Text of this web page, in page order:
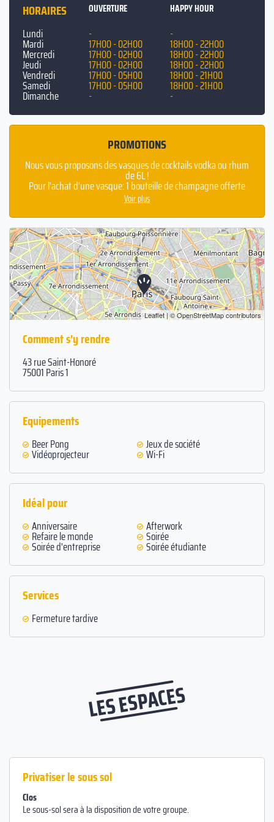
HORAIRES OUVERTURE HAPPY HOUR
Lundi - -
Mardi 17H00 - 02H00 18H00 - 22H00
Mercredi 17H00 - 02H00 18H00 - 22H00
Jeudi 17H00 - 02H00 18H00 - 22H00
Vendredi 17H00 - 05H00 18H00 - 21H00
Samedi 17H00 - 05H00 18H00 - 21H00
Dimanche - -
PROMOTIONS
Nous vous proposons des vasques de cocktails vodka ou rhum
de 6L !
Pour l'achat d'une vasque: 1 bouteille de champagne offerte
OU 20 shots maisons
Voir plus
Leaflet| ©OpenStreetMapcontributors
Comment s'y rendre
43 rue Saint-Honoré
75001 Paris 1
Equipements
Beer Pong Jeux de société
Vidéoprojecteur Wi-Fi
Idéal pour
Anniversaire Afterwork
Refaire le monde Soirée
Soirée d'entreprise Soirée étudiante
Services
Fermeture tardive
LES ESPACES
Privatiser le sous sol
Clos
Le sous-sol sera à la disposition de votre groupe.